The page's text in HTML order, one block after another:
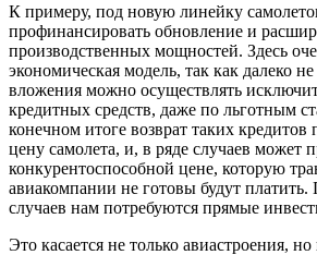
К примеру, под новую линейку
профинансировать обновление и
производственных мощностей. Здесь
экономическая модель, так как далеко не
вложения можно осуществлять
кредитных средств, даже по льготным
конечном итоге возврат таких кредитов
цену самолета, и, в ряде случаев может
конкурентоспособной цене, которую
авиакомпании не готовы будут платить.
случаев нам потребуются прямые
Это касается не только авиастроения,